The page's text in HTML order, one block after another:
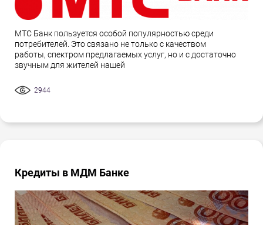
МТС Банк пользуется особой популярностью среди
потребителей. Это связано не только с качеством
работы, спектром предлагаемых услуг, но и с достаточно
звучным для жителей нашей
2944
Кредиты в МДМ Банке